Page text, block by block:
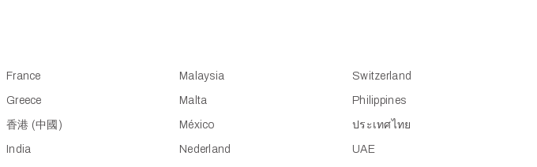
France
Greece
香港 (中國)
India
Malaysia
Malta
México
Nederland
Switzerland
Philippines
ประเทศไทย
UAE